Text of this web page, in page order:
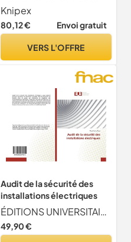
chromée isolées avec
gaines bi-matière,
homologuées VDE ; avec
96 200 T
Knipex
80,12 € Envoi gratuit
VERS L'OFFRE
Audit de la sécurité des
installations électriques
ÉDITIONS UNIVERSITAIRES EUROPÉENNES
49,90 €